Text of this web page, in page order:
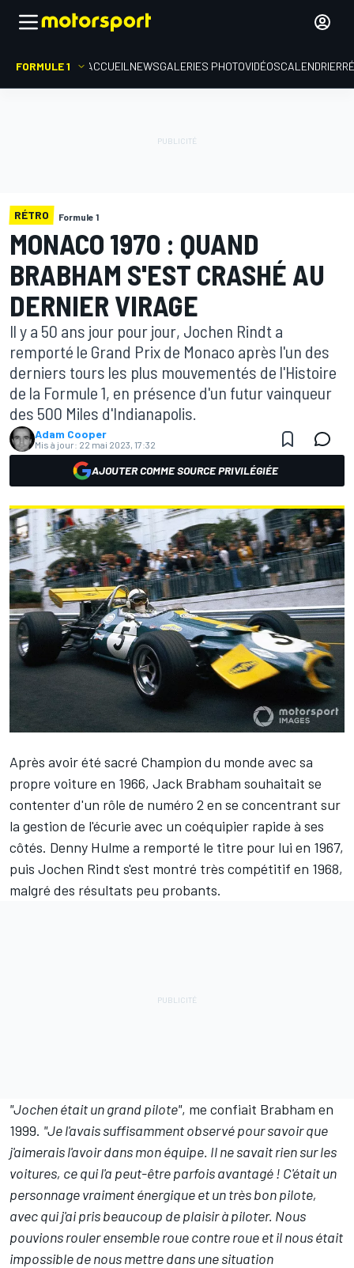
FORMULE 1 ACCUEIL NEWSGALERIES PHOTOVIDÉOSCALENDRIER
RÉTRO Formule 1
MONACO 1970 : QUAND
BRABHAM S'EST CRASHÉ AU
DERNIER VIRAGE
Il y a 50 ans jour pour jour, Jochen Rindt a
remporté le Grand Prix de Monaco après l'un des
derniers tours les plus mouvementés de l'Histoire
de la Formule 1, en présence d'un futur vainqueur
des 500 Miles d'Indianapolis.
Adam Cooper
Mis à jour: 22 mai 2023, 17:32
AJOUTER COMME SOURCE PRIVILÉGIÉE
Après avoir été sacré Champion du monde avec sa
propre voiture en 1966, Jack Brabham souhaitait se
contenter d'un rôle de numéro 2 en se concentrant sur
la gestion de l'écurie avec un coéquipier rapide à ses
côtés. Denny Hulme a remporté le titre pour lui en 1967,
puis Jochen Rindt s'est montré très compétitif en 1968,
malgré des résultats peu probants.
"Jochen était un grand pilote", me confiait Brabham en
1999. "Je l'avais suffisamment observé pour savoir que
j'aimerais l'avoir dans mon équipe. Il ne savait rien sur les
voitures, ce qui l'a peut-être parfois avantagé ! C'était un
personnage vraiment énergique et un très bon pilote,
avec qui j'ai pris beaucoup de plaisir à piloter. Nous
pouvions rouler ensemble roue contre roue et il nous était
impossible de nous mettre dans une situation